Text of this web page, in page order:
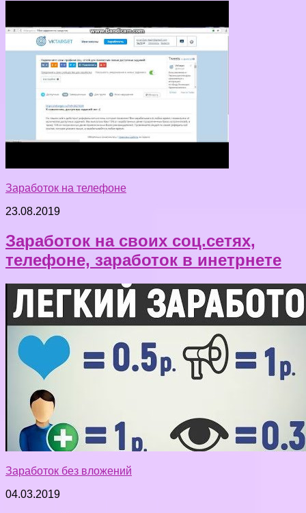
Заработок на телефоне
23.08.2019
Заработок на своих соц.сетях,
телефоне, заработок в инетрнете
Заработок без вложений
04.03.2019